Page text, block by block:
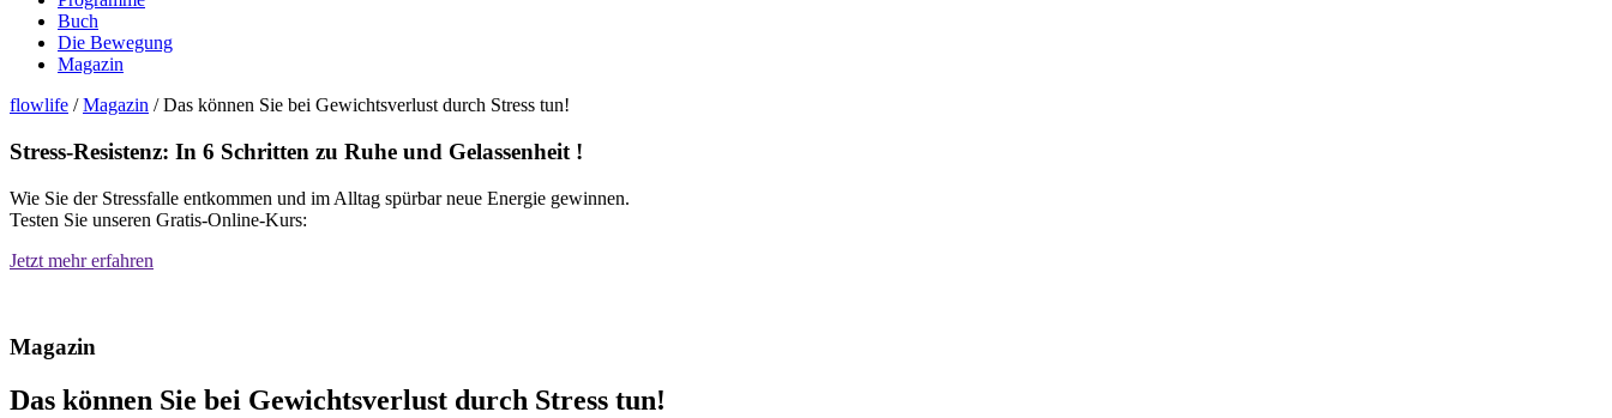
Buch
Die Bewegung
Magazin
flowlife /Magazin /Das können Sie bei Gewichtsverlust durch Stress tun!
Stress-Resistenz: In 6 Schritten zu Ruhe und Gelassenheit !
Wie Sie der Stressfalle entkommen und im Alltag spürbar neue Energie gewinnen.
Testen Sie unseren Gratis-Online-Kurs:
Jetzt mehr erfahren
Magazin
Das können Sie bei Gewichtsverlust durch Stress tun!